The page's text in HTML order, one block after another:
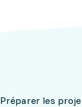
Préparer les